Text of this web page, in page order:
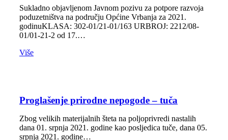
Sukladno objavljenom Javnom pozivu za potpore razvoja
poduzetništva na području Općine Vrbanja za 2021.
godinuKLASA: 302-01/21-01/163 URBROJ: 2212/08-
01/01-21-2 od 17.…
Više
Proglašenje prirodne nepogode – tuča
Zbog velikih materijalnih šteta na poljoprivredi nastalih
dana 01. srpnja 2021. godine kao posljedica tuče, dana 05.
srpnja 2021. godine…